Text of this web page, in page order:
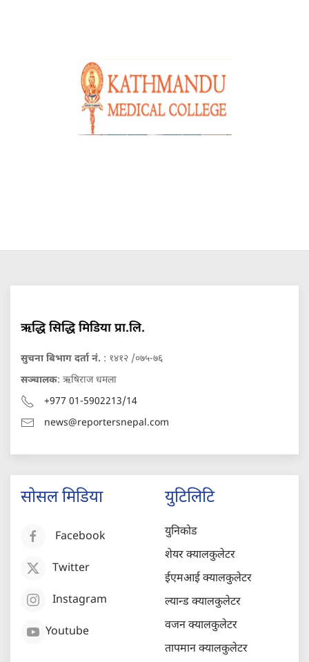
ऋद्धि सिद्धि मिडिया प्रा.लि.
सुचना बिभाग दर्ता नं. : १४१२ /०७५-७६
सञ्चालक: ऋषिराज धमला
+977 01-5902213/14
news@reportersnepal.com
सोसल मिडिया
Facebook
Twitter
Instagram
Youtube
युटिलिटि
युनिकोड
शेयर क्यालकुलेटर
ईएमआई क्यालकुलेटर
ल्यान्ड क्यालकुलेटर
वजन क्यालकुलेटर
तापमान क्यालकुलेटर